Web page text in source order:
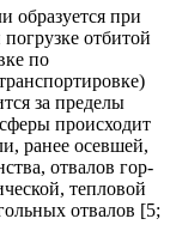
образуется при
от­битой
по
за пределы
происходит
ранее осевшей,
отвалов гор­
тепловой
отвалов [5;